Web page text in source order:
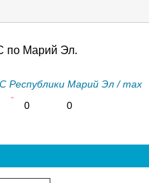
по Марий Эл.
Республики Марий Эл / max
0
0